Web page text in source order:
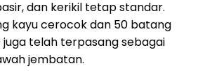
dan kerikil tetap standar.
kayu cerocok dan 50 batang
juga telah terpasang sebagai
jembatan.